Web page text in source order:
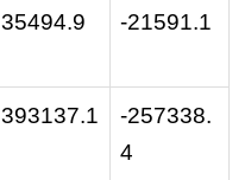
35494.9 -21591.1
393137.1
-257338.
4